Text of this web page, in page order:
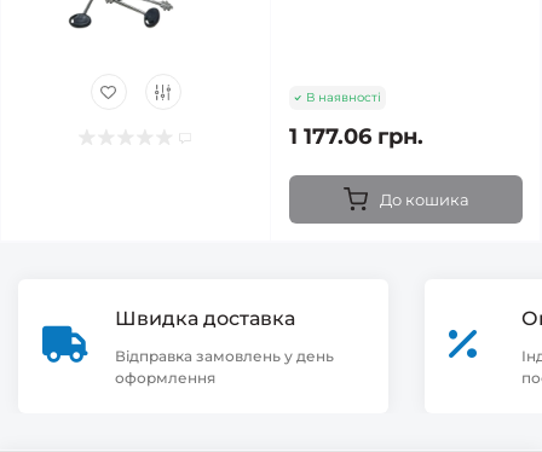
В наявності
1 177.06 грн.
До кошика
Швидка доставка
Відправка замовлень у день
оформлення